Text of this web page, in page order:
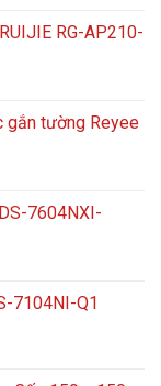
RG-AP210-
gắn tường Reyee
tại 7604NXI-
7104NI-Q1